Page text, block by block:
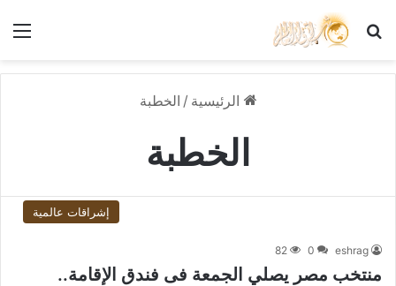
بحث عن
الرئيسية / الخطبة
الخطبة
إشراقات عالمية
eshrag
0
82
منتخب مصر يصلي الجمعة فى فندق الإقامة..